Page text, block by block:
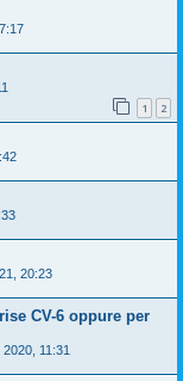
1 2
20:23
CV-6 oppure per
11:31